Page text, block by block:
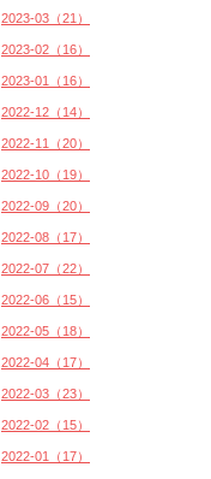
2023-03（21）
2023-02（16）
2023-01（16）
2022-12（14）
2022-11（20）
2022-10（19）
2022-09（20）
2022-08（17）
2022-07（22）
2022-06（15）
2022-05（18）
2022-04（17）
2022-03（23）
2022-02（15）
2022-01（17）